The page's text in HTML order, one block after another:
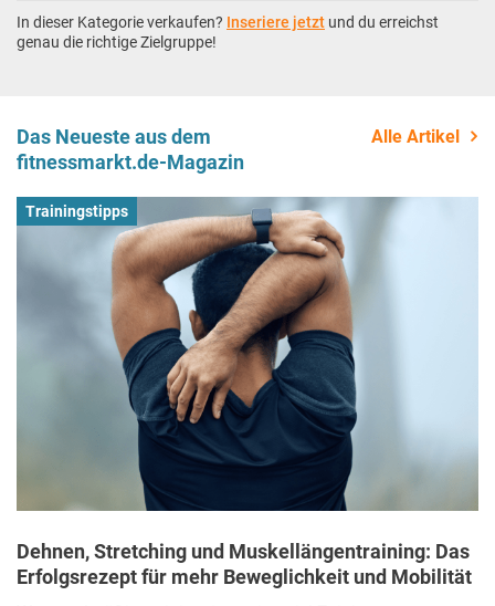
In dieser Kategorie verkaufen? Inseriere jetzt und du erreichst
genau die richtige Zielgruppe!
Das Neueste aus dem
fitnessmarkt.de-Magazin
Alle Artikel
Trainingstipps
Dehnen, Stretching und Muskellängentraining: Das
Erfolgsrezept für mehr Beweglichkeit und Mobilität